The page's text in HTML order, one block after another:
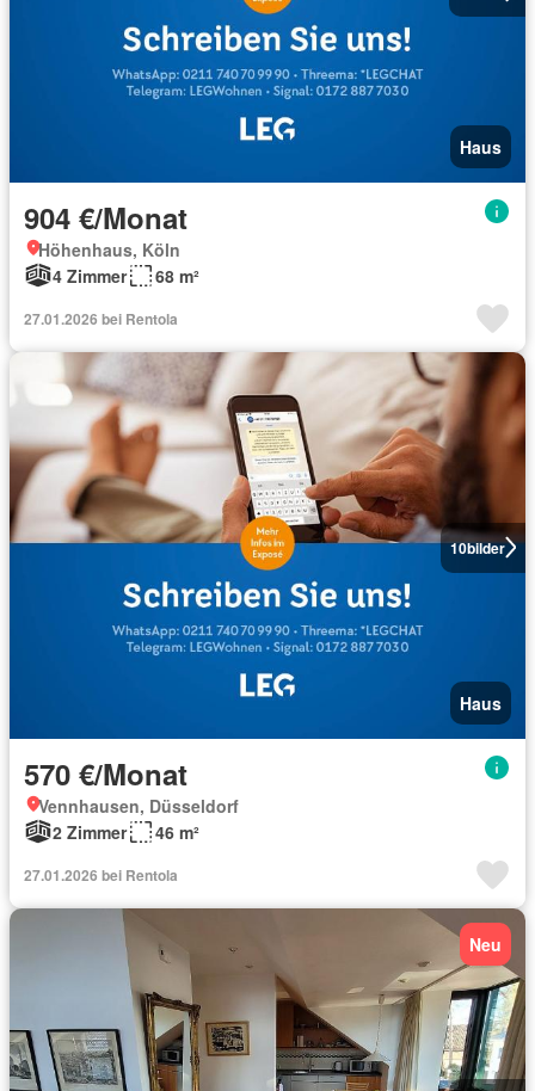
Haus
904 €/Monat
Höhenhaus, Köln
4 Zimmer
68 m²
27.01.2026 bei Rentola
10bilder
Haus
570 €/Monat
Vennhausen, Düsseldorf
2 Zimmer
46 m²
27.01.2026 bei Rentola
Neu